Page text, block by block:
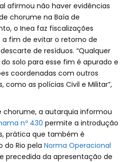
afirmou não haver evidências
chorume na Baía de
o Inea faz fiscalizações
a fim de evitar o retorno de
de resíduos. “Qualquer
solo para esse fim é apurado e
coordenadas com outros
como as polícias Civil e Militar”,
chorume, a autarquia informou
nº 430 permite a introdução
prática que também é
do Rio pela Norma Operacional
precedida da apresentação de